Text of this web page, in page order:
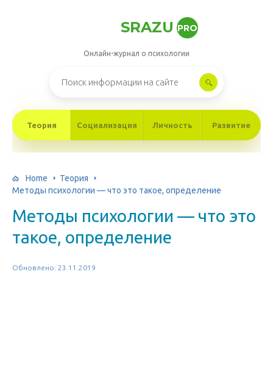
SRAZU PRO
Онлайн-журнал о психологии
Теория Социализация Личность Развитие
Home
Теория
Методы психологии — что это такое, определение
Методы психологии — что это
такое, определение
Обновлено: 23.11.2019